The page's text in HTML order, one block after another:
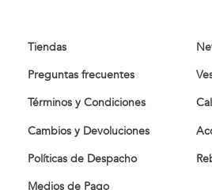
Tiendas
Preguntas frecuentes
Términos y Condiciones
Cambios y Devoluciones
Políticas de Despacho
Medios de Pago